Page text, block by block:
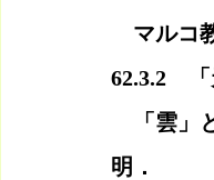
マルコ
62.3.2　
「雲」
明．